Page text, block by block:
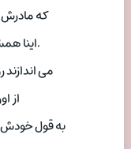
که مادرش
.اینا
می
از
به قول